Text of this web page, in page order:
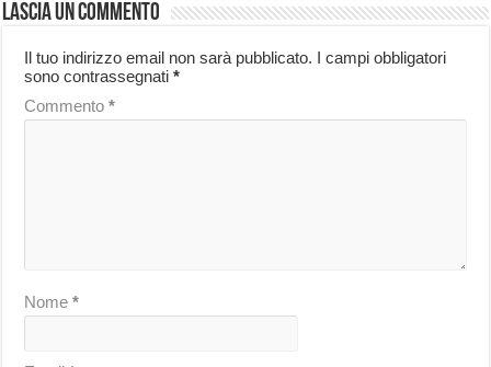
Lascia un commento
Il tuo indirizzo email non sarà pubblicato. I campi obbligatori
sono contrassegnati*
Commento*
Nome*